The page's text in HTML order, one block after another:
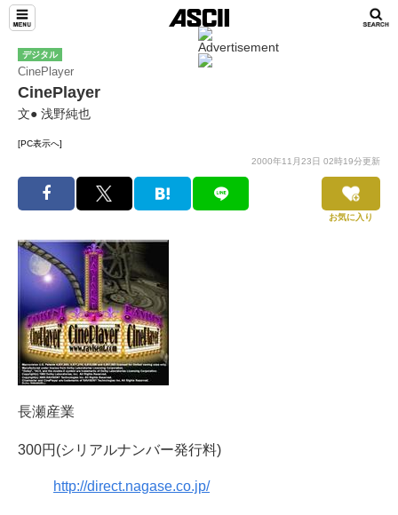
デジタル
CinePlayer
CinePlayer
文● 浅野純也
[PC表示へ]
2000年11月23日 02時19分更新
お気に入り
長瀬産業
300円(シリアルナンバー発行料)
http://direct.nagase.co.jp/